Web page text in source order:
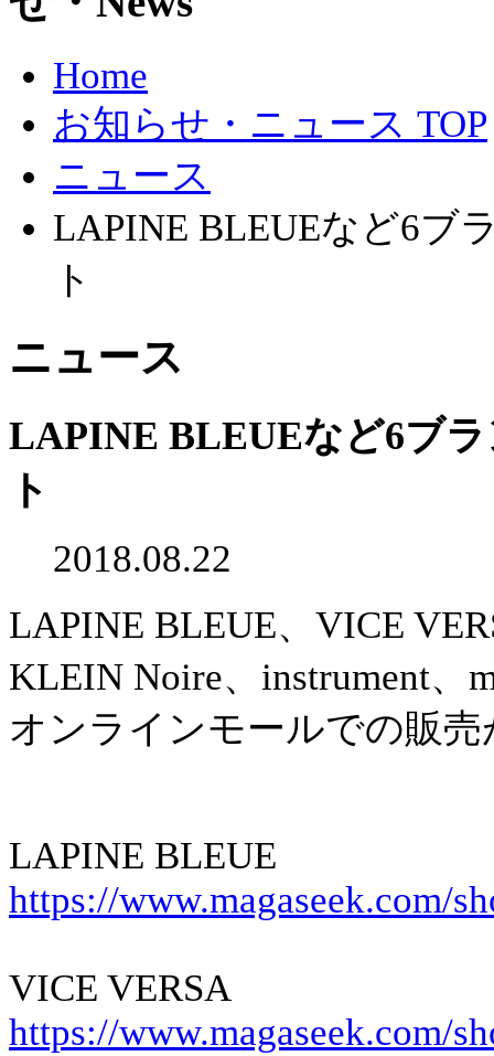
Home
お知らせ・ニュース TOP
ニュース
LAPINE BLEUEなど6ブ
ト
ニュース
LAPINE BLEUEなど6ブ
ト
2018.08.22
LAPINE BLEUE、VICE
KLEIN Noire、instrument、
オンラインモールでの販
LAPINE BLEUE
https://www.magaseek.com/
VICE VERSA
https://www.magaseek.com/